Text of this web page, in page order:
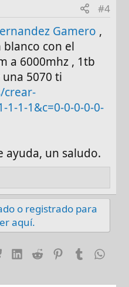
#4
Gamero ,
con el
a 6000mhz , 1tb
5070 ti
crear-
1-1-1&c=0-0-0-0-0-
ayuda, un saludo.
o registrado para
aquí.
BlueskyLinkedIn
RedditPinterest
Tumblr